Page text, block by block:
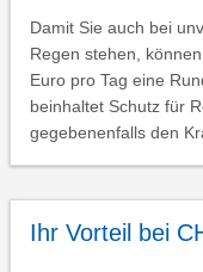
Damit Sie auch bei
Regen stehen,
Euro pro Tag eine
beinhaltet Schutz für
gegebenenfalls den
Ihr Vorteil bei